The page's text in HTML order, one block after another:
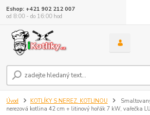
Eshop: +421 902 212 007
od 8:00 - do 16:00 hod
Úvod KOTLÍKY S NEREZ. KOTLINOU
nerezová kotlina 42 cm + litinový hořák 7 kW, vařečka